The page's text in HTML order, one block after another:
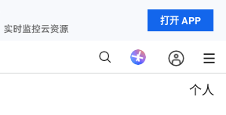
打开 APP
个人